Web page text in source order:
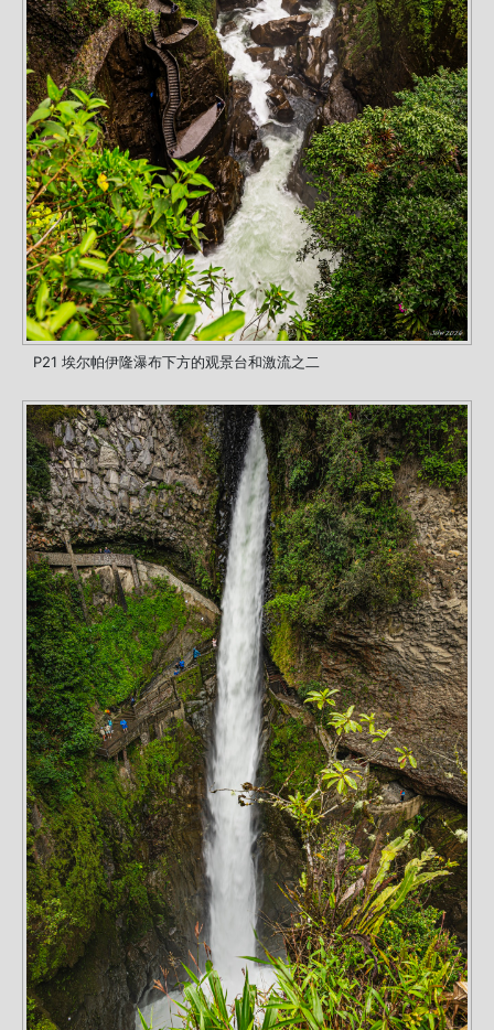
P21 埃尔帕伊隆瀑布下方的观景台和激流之二